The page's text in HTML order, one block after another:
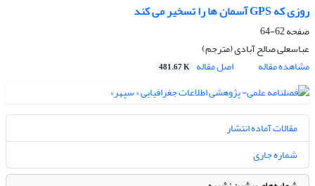
روزی که GPS آسمان ها را تسخیر می کند
صفحه62-64
عباسعلی صالح آبادی (مترجم)
مشاهده مقاله
اصل مقاله 481.67 K
مقالات آماده انتشار
شماره جاری